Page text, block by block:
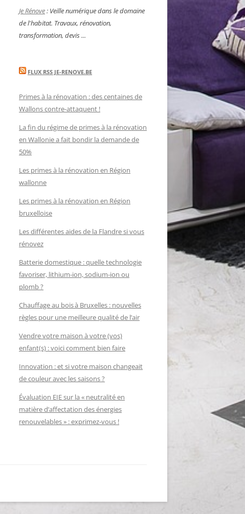
Je Rénove: Veille numérique dans le domaine
de l'habitat. Travaux, rénovation,
transformation, devis ...
FLUX RSS JE-RENOVE.BE
Primes à la rénovation : des centaines de
Wallons contre-attaquent !
La fin du régime de primes à la rénovation
en Wallonie a fait bondir la demande de
50%
Les primes à la rénovation en Région
wallonne
Les primes à la rénovation en Région
bruxelloise
Les différentes aides de la Flandre si vous
rénovez
Batterie domestique : quelle technologie
favoriser, lithium-ion, sodium-ion ou
plomb ?
Chauffage au bois à Bruxelles : nouvelles
règles pour une meilleure qualité de l’air
Vendre votre maison à votre (vos)
enfant(s) : voici comment bien faire
Innovation : et si votre maison changeait
de couleur avec les saisons ?
Évaluation EIE sur la « neutralité en
matière d’affectation des énergies
renouvelables » : exprimez-vous !